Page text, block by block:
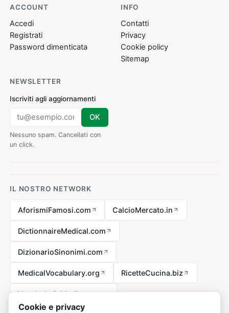
ACCOUNT
Accedi
Registrati
Password dimenticata
INFO
Contatti
Privacy
Cookie policy
Sitemap
NEWSLETTER
Iscriviti agli aggiornamenti
OK
Nessuno spam. Cancellati con
un click.
IL NOSTRO NETWORK
AforismiFamosi.com CalcioMercato.in
DictionnaireMedical.com
DizionarioSinonimi.com
MedicalVocabulary.org RicetteCucina.biz
VocabolarioMedico.com
Cookie e privacy